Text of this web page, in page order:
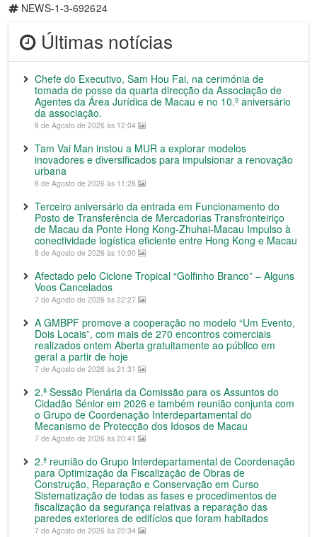
NEWS-1-3-692624
Últimas notícias
Chefe do Executivo, Sam Hou Fai, na cerimónia de
tomada de posse da quarta direcção da Associação de
Agentes da Área Jurídica de Macau e no 10.º aniversário
da associação.
8 de Agosto de 2026 às 12:04
Tam Vai Man instou a MUR a explorar modelos
inovadores e diversificados para impulsionar a renovação
urbana
8 de Agosto de 2026 às 11:28
Terceiro aniversário da entrada em Funcionamento do
Posto de Transferência de Mercadorias Transfronteiriço
de Macau da Ponte Hong Kong-Zhuhai-Macau Impulso à
conectividade logística eficiente entre Hong Kong e Macau
8 de Agosto de 2026 às 10:00
Afectado pelo Ciclone Tropical “Golfinho Branco” – Alguns
Voos Cancelados
7 de Agosto de 2026 às 22:27
A GMBPF promove a cooperação no modelo “Um Evento,
Dois Locais”, com mais de 270 encontros comerciais
realizados ontem Aberta gratuitamente ao público em
geral a partir de hoje
7 de Agosto de 2026 às 21:31
2.ª Sessão Plenária da Comissão para os Assuntos do
Cidadão Sénior em 2026 e também reunião conjunta com
o Grupo de Coordenação Interdepartamental do
Mecanismo de Protecção dos Idosos de Macau
7 de Agosto de 2026 às 20:41
2.ª reunião do Grupo Interdepartamental de Coordenação
para Optimização da Fiscalização de Obras de
Construção, Reparação e Conservação em Curso
Sistematização de todas as fases e procedimentos de
fiscalização da segurança relativas a reparação das
paredes exteriores de edifícios que foram habitados
7 de Agosto de 2026 às 20:34